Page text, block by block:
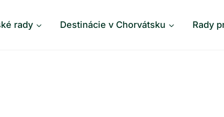
rady Destinácie v Chorvátsku Rady